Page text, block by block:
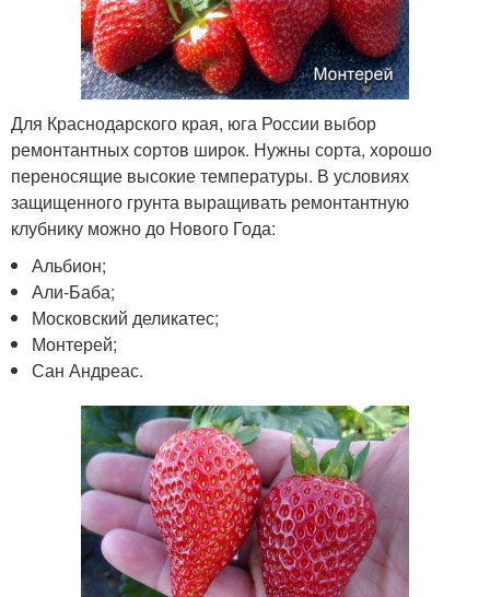
Для Краснодарского края, юга России выбор
ремонтантных сортов широк. Нужны сорта, хорошо
переносящие высокие температуры. В условиях
защищенного грунта выращивать ремонтантную
клубнику можно до Нового Года:
Альбион;
Али-Баба;
Московский деликатес;
Монтерей;
Сан Андреас.